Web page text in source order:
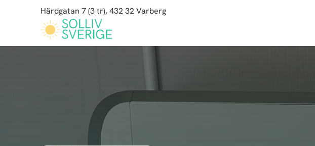
huvudinnehåll
Härdgatan 7 (3 tr), 432 32 Varberg